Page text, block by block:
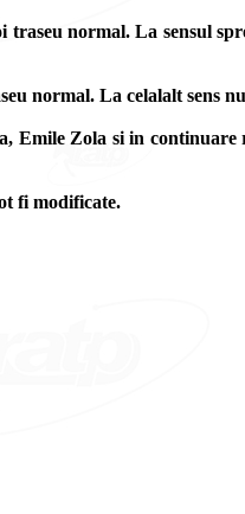
normal. La sensul
normal. La celalalt sens
Emile Zola si in
fi modificate.